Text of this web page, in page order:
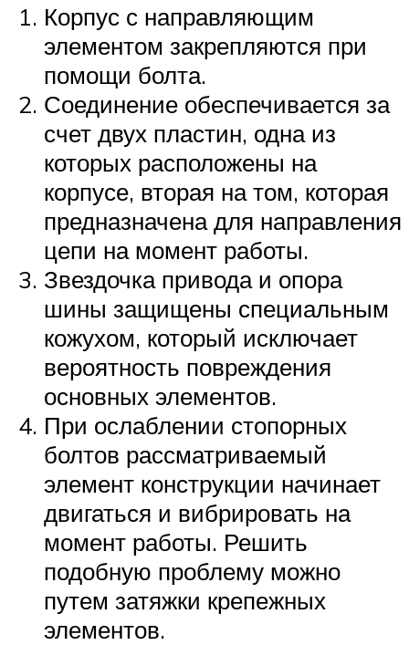
Корпус с направляющим
элементом закрепляются при
помощи болта.
Соединение обеспечивается за
счет двух пластин, одна из
которых расположены на
корпусе, вторая на том, которая
предназначена для направления
цепи на момент работы.
Звездочка привода и опора
шины защищены специальным
кожухом, который исключает
вероятность повреждения
основных элементов.
При ослаблении стопорных
болтов рассматриваемый
элемент конструкции начинает
двигаться и вибрировать на
момент работы. Решить
подобную проблему можно
путем затяжки крепежных
элементов.